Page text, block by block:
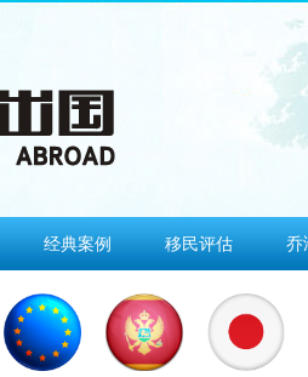
经典案例 移民评估 乔